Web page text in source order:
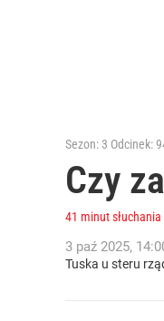
Sezon: 3 Odcinek:
Czy
41 minut słuchania
3 paź 2025,
Tuska u steru